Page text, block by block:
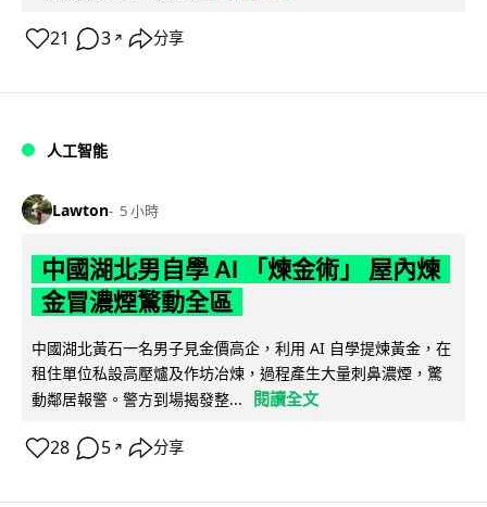
21 3 ↗ 分享
人工智能
Lawton 5 小時
中國湖北男自學 AI 「煉金術」 屋內煉
金冒濃煙驚動全區
中國湖北黃石一名男子見金價高企，利用 AI 自學提煉黃金，在
租住單位私設高壓爐及作坊冶煉，過程產生大量刺鼻濃煙，驚
動鄰居報警。警方到場揭發整...
閱讀全文
28 5 ↗ 分享